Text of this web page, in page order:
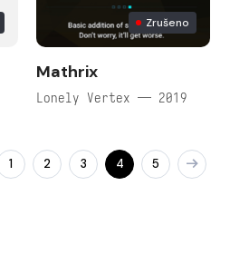
Zrušeno
Mathrix
Lonely Vertex — 2019
1 2 3 4 5